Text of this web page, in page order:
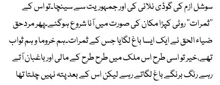
سوشل ازم کی گوڈی نلائی کی اور جمہوریت سے سینچا۔تو اس کے
’’ثمرات‘‘ روٹی کپڑا مکان کی صورت میں آنا شروع ہوگئے۔پھر مردحق
ضیاء الحق نے ایک ایسا باغ لگایا جس کے ثمرات۔ہم خروما و ہم ثواب
تھے،خیر تو اسی طرح اس ملک میں طرح طرح کے مالی اور باغبان آتے
رہے رنگ برنگے باغ لگاتے رہے لیکن اس کے بعد پتہ نہیں چلتا تھا